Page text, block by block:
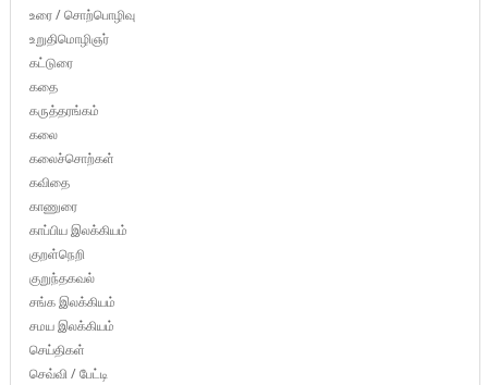
உரை / சொற்பொழிவு
உறுதிமொழிஞர்
கட்டுரை
கதை
கருத்தரங்கம்
கலை
கலைச்சொற்கள்
கவிதை
காணுரை
காப்பிய இலக்கியம்
குறள்நெறி
குறுந்தகவல்
சங்க இலக்கியம்
சமய இலக்கியம்
செய்திகள்
செவ்வி / பேட்டி